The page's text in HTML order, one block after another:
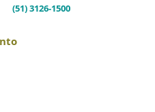
(51) 3126-1500